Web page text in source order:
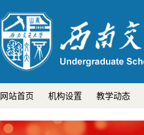
网站首页 机构设置 教学动态